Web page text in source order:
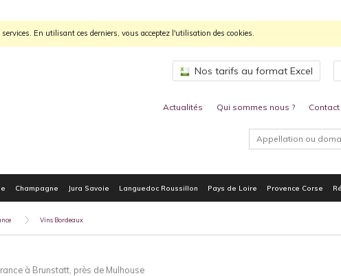
En utilisant ces derniers, vous acceptez l'utilisation des cookies.
Nos tarifs au format Excel
Actualités Qui sommes nous ? Contact
Champagne Jura Savoie Languedoc Roussillon Pays de Loire Provence Corse
Vins Bordeaux
à Brunstatt, près de Mulhouse